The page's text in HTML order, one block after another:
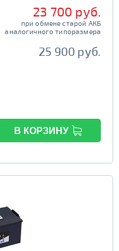
23 700 руб.
при обмене старой АКБ
аналогичного типоразмера
25 900 руб.
В КОРЗИНУ